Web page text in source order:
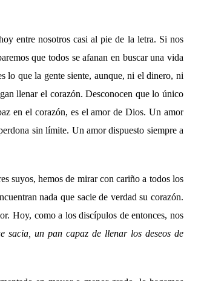
entre nosotros casi al pie de la letra. Si nos
que todos se afanan en buscar una vida
lo que la gente siente, aunque, ni el dinero, ni
llenar el corazón. Desconocen que lo único
en el corazón, es el amor de Dios. Un amor
sin límite. Un amor dispuesto siempre a
suyos, hemos de mirar con cariño a todos los
nada que sacie de verdad su corazón.
Hoy, como a los discípulos de entonces, nos
sacia, un pan capaz de llenar los deseos de